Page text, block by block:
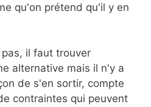
qu'on prétend qu'il y en
il faut trouver
alternative mais il n'y a
de s'en sortir, compte
contraintes qui peuvent